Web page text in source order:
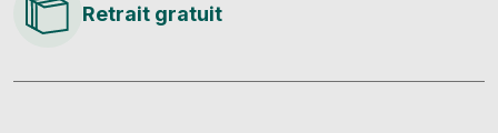
Retrait gratuit